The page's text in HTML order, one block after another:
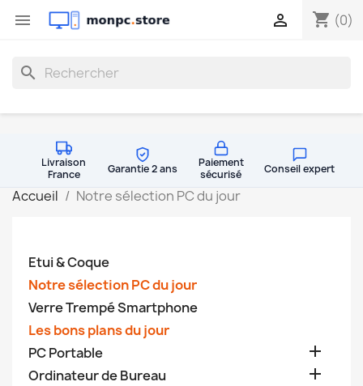
 shopping_cart (0)

search
Livraison
France
Garantie 2 ans
Paiement
sécurisé
Conseil expert
Accueil Notre sélection PC du jour
Etui & Coque
Notre sélection PC du jour
Verre Trempé Smartphone
Les bons plans du jour
PC Portable

Ordinateur de Bureau 